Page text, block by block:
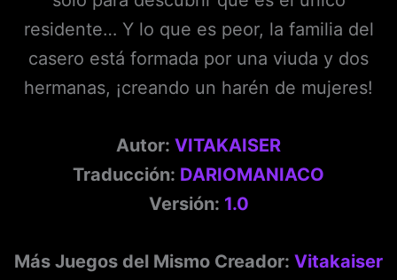
residente… Y lo que es peor, la familia del
casero está formada por una viuda y dos
hermanas, ¡creando un harén de mujeres!
Autor: VITAKAISER
Traducción: DARIOMANIACO
Versión: 1.0
Más Juegos del Mismo Creador: Vitakaiser